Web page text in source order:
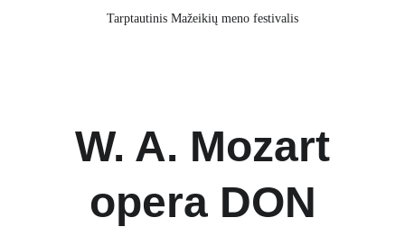
Tarptautinis Mažeikių meno festivalis
W. A. Mozart
opera DON